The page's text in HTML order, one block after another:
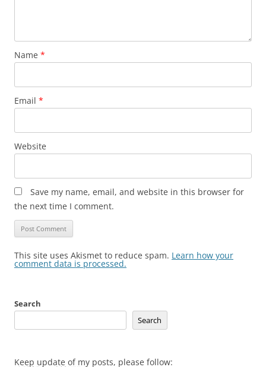
Name *
Email *
Website
Save my name, email, and website in this browser for
the next time I comment.
This site uses Akismet to reduce spam. Learn how your
comment data is processed.
Search
Search
Keep update of my posts, please follow: